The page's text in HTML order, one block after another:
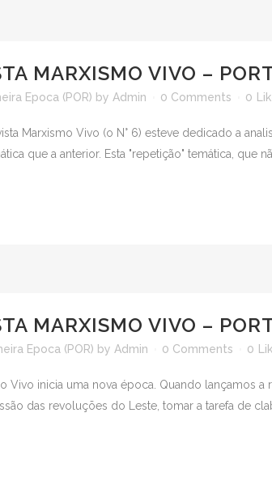
MARXISMO VIVO –
Epoca (POR) by Admin 0 Comments 0
Marxismo Vivo (o N° 6) esteve dedicado a
que a anterior. Esta "repetição" temática, que
MARXISMO VIVO –
Epoca (POR) by Admin 0 Comments 0
Vivo inicia uma nova época. Quando lançamos
das revoluções do Leste, tomar a tarefa de